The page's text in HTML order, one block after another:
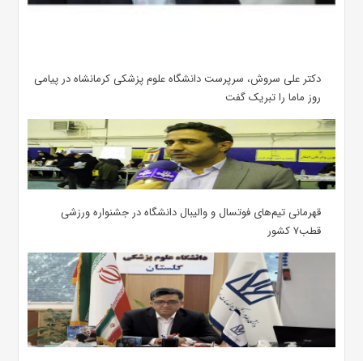
دکتر علی سروش، سرپرست دانشگاه علوم پزشکی کرمانشاه در پیامی
روز ماما را تبریک گفت
قهرمانی تیم‌های فوتسال و والیبال دانشگاه در جشنواره ورزشی
قطب۷ کشور